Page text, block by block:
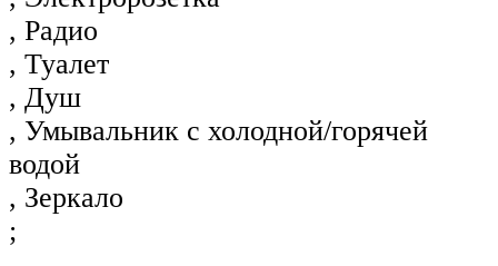
, Радио
, Туалет
, Душ
, Умывальник с холодной/горячей
водой
, Зеркало
;